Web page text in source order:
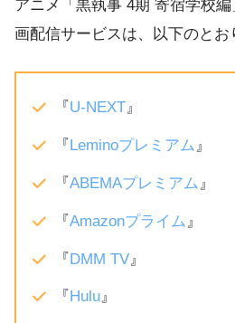
アニメ「黒執事 4期 寄宿学校
画配信サービスは、以下のとお
『U-NEXT』
『 Leminoプレミアム』
『ABEMAプレミアム』
『Amazonプライム 』
『DMM TV 』
『 Hulu』